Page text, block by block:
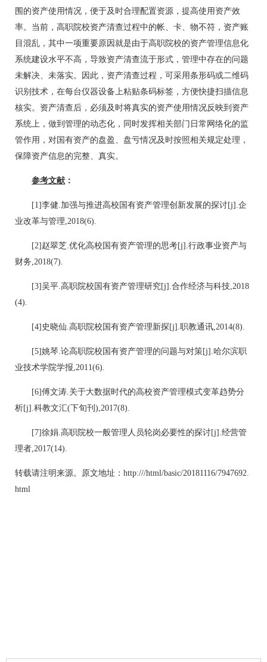
围的资产使用情况，便于及时合理配置资源，提高使用资产效
率。当前，高职院校资产清查过程中的帐、卡、物不符，资产账
目混乱，其中一项重要原因就是由于高职院校的资产管理信息化
系统建设水平不高，导致资产清查流于形式，管理中存在的问题
未解决、未落实。因此，资产清查过程，可采用条形码或二维码
识别技术，在每台仪器设备上粘贴条码标签，方便快捷扫描信息
核实。资产清查后，必须及时将真实的资产使用情况反映到资产
系统上，做到管理的动态化，同时发挥相关部门日常网络化的监
管作用，对国有资产的盘盈、盘亏情况及时按照相关规定处理，
保障资产信息的完整、真实。
参考文献 ：
[1]李健.加强与推进高校国有资产管理创新发展的探讨[j].企
业改革与管理,2018(6).
[2]赵翠芝.优化高校国有资产管理的思考[j].行政事业资产与
财务,2018(7).
[3]吴平.高职院校国有资产管理研究[j].合作经济与科技,2018
(4).
[4]史晓仙.高职院校国有资产管理新探[j].职教通讯,2014(8).
[5]姚琴.论高职院校国有资产管理的问题与对策[j].哈尔滨职
业技术学院学报,2011(6).
[6]傅文涛.关于大数据时代的高校资产管理模式变革趋势分
析[j].科教文汇(下旬刊),2017(8).
[7]徐娟.高职院校一般管理人员轮岗必要性的探讨[j].经营管
理者,2017(14).
转载请注明来源。原文地址：http:///html/basic/20181116/7947692.
html